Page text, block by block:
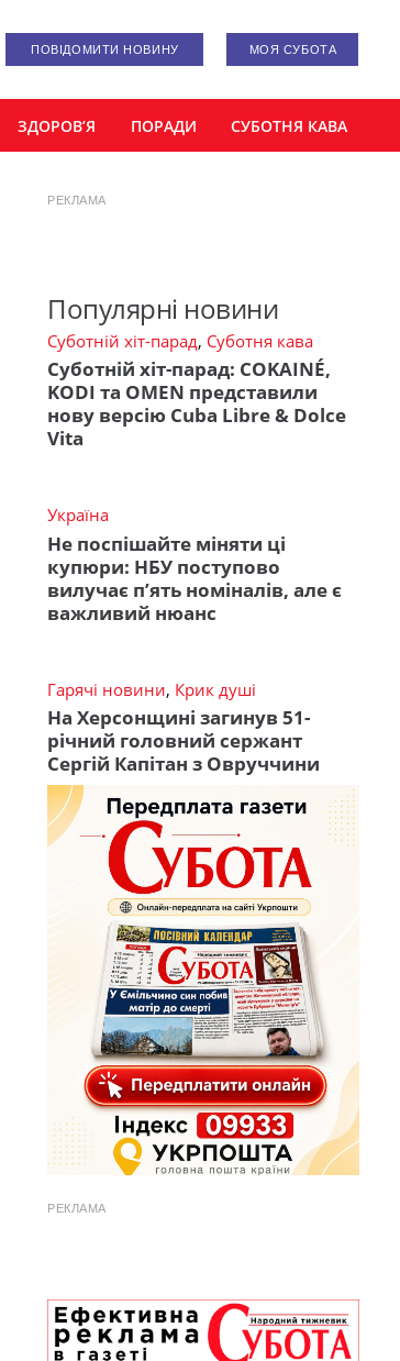
ПОВІДОМИТИ НОВИНУ МОЯ СУБОТА
ЗДОРОВ’Я ПОРАДИ СУБОТНЯ КАВА
РЕКЛАМА
Популярні новини
Суботній хіт-парад, Суботня кава
Суботній хіт-парад: COKAINÉ,
KODI та OMEN представили
нову версію Cuba Libre & Dolce
Vita
Україна
Не поспішайте міняти ці
купюри: НБУ поступово
вилучає п’ять номіналів, але є
важливий нюанс
Гарячі новини, Крик душі
На Херсонщині загинув 51-
річний головний сержант
Сергій Капітан з Овруччини
РЕКЛАМА